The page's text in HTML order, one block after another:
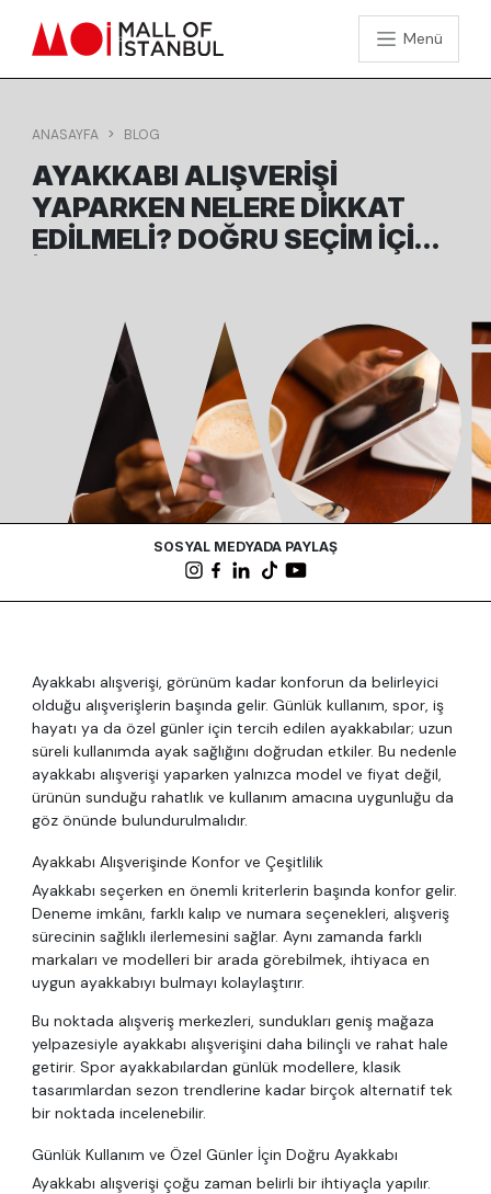
Menü
ANASAYFA BLOG
AYAKKABI ALIŞVERIŞI
YAPARKEN NELERE DIKKAT
EDILMELI? DOĞRU SEÇIM İÇIN
SOSYAL MEDYADA PAYLAŞ
Ayakkabı alışverişi, görünüm kadar konforun da belirleyici
olduğu alışverişlerin başında gelir. Günlük kullanım, spor, iş
hayatı ya da özel günler için tercih edilen ayakkabılar; uzun
süreli kullanımda ayak sağlığını doğrudan etkiler. Bu nedenle
ayakkabı alışverişi yaparken yalnızca model ve fiyat değil,
ürünün sunduğu rahatlık ve kullanım amacına uygunluğu da
göz önünde bulundurulmalıdır.
Ayakkabı Alışverişinde Konfor ve Çeşitlilik
Ayakkabı seçerken en önemli kriterlerin başında konfor gelir.
Deneme imkânı, farklı kalıp ve numara seçenekleri, alışveriş
sürecinin sağlıklı ilerlemesini sağlar. Aynı zamanda farklı
markaları ve modelleri bir arada görebilmek, ihtiyaca en
uygun ayakkabıyı bulmayı kolaylaştırır.
Bu noktada alışveriş merkezleri, sundukları geniş mağaza
yelpazesiyle ayakkabı alışverişini daha bilinçli ve rahat hale
getirir. Spor ayakkabılardan günlük modellere, klasik
tasarımlardan sezon trendlerine kadar birçok alternatif tek
bir noktada incelenebilir.
Günlük Kullanım ve Özel Günler İçin Doğru Ayakkabı
Ayakkabı alışverişi çoğu zaman belirli bir ihtiyaçla yapılır.